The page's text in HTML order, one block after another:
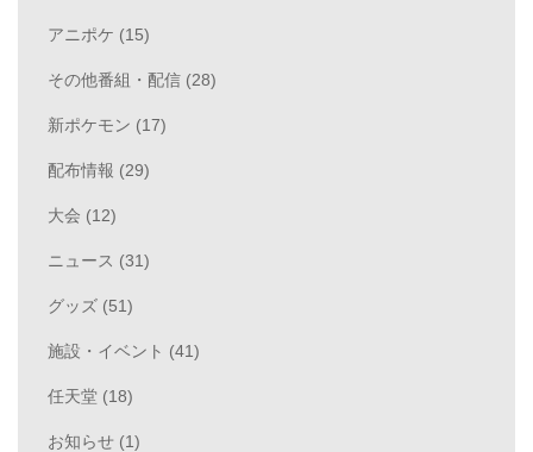
アニポケ (15)
その他番組・配信 (28)
新ポケモン (17)
配布情報 (29)
大会 (12)
ニュース (31)
グッズ (51)
施設・イベント (41)
任天堂 (18)
お知らせ (1)